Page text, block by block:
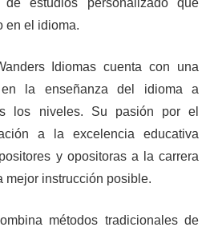
estudios personalizado que
en el idioma.
Idiomas cuenta con una
en la enseñanza del idioma a
los niveles. Su pasión por el
a la excelencia educativa
y opositoras a la carrera
mejor instrucción posible.
métodos tradicionales de